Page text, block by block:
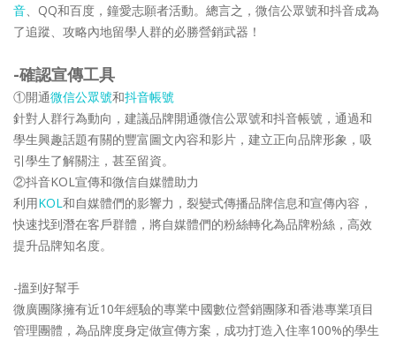
音、QQ和百度，鐘愛志願者活動。總言之，微信公眾號和抖音成為
了追蹤、攻略內地留學人群的必勝營銷武器！
-確認宣傳工具
①開通微信公眾號和抖音帳號
針對人群行為動向，建議品牌開通微信公眾號和抖音帳號，通過和
學生興趣話題有關的豐富圖文內容和影片，建立正向品牌形象，吸
引學生了解關注，甚至留資。
②抖音KOL宣傳和微信自媒體助力
利用KOL和自媒體們的影響力，裂變式傳播品牌信息和宣傳內容，
快速找到潛在客戶群體，將自媒體們的粉絲轉化為品牌粉絲，高效
提升品牌知名度。
-搵到好幫手
微廣團隊擁有近10年經驗的專業中國數位營銷團隊和香港專業項目
管理團體，為品牌度身定做宣傳方案，成功打造入住率100%的學生